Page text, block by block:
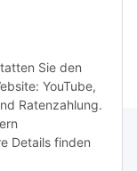
Sie den
YouTube,
Ratenzahlung.
Details finden